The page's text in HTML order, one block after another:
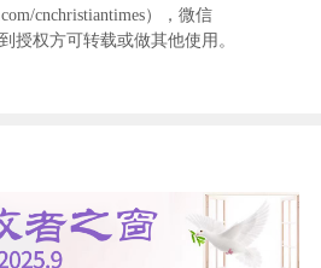
cnchristiantimes），微信
授权方可转载或做其他使用。